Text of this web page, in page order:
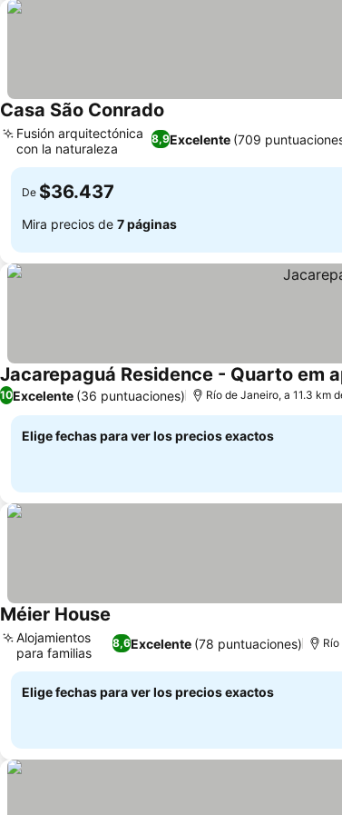
Casa São Conrado
8,9Excelente (709
Fusión arquitectónica
con la naturaleza
De $36.437
Mira precios de 7 páginas
Jacarepaguá Residence - Quarto em
10Excelente (36 puntuaciones) Río de Janeiro, a 11.3 km
Elige fechas para ver los precios exactos
Méier House
8,6Excelente (78 puntuaciones)
Alojamientos
para familias
Elige fechas para ver los precios exactos